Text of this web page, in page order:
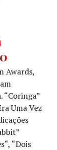
Awards,
“Coringa”
Uma Vez
“Dois